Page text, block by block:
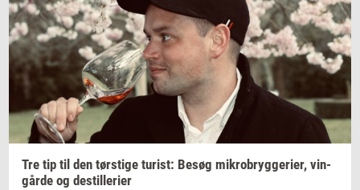
Tre tip til den tørsti­ge turist: Besøg mi­kro­bryg­ge­ri­er, vin­
går­de og destil­le­ri­er